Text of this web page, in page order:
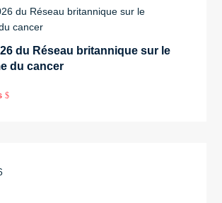
du Réseau britannique sur le
du cancer
$